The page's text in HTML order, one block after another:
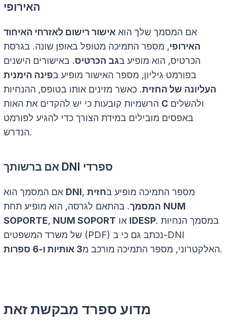
האירופי
אם המסמך שלך הוא אישור רישום לאזרחי האיחוד
האירופי, מספר התמיכה מטופל באופן שונה. בגרסת
הכרטיס, הוא מופיע בגב הכרטיס. באישורים הישנים
בפורמט גיליון, מספר האישור מופיע בפינה הימנית
העליונה של החזית. כאשר מזינים אותו בטופס, ההנחיות
C
באפסים מובילים במידת הצורך כדי להגיע לפורמט
הנדרש.
אם ברשותך DNI ספרדי
DNI , מספר התמיכה מופיע בחזית
המסמך NUM
SOPORTE, NUM SOPORT IDESP. במסמך הנחיות
של משרד המשפטים (PDF) נכתב גם כי ב-DNI
האלקטרוני, מספר התמיכה מורכב מ3 אותיות ו-6 ספרות .
מדוע ספרד מבקשת זאת